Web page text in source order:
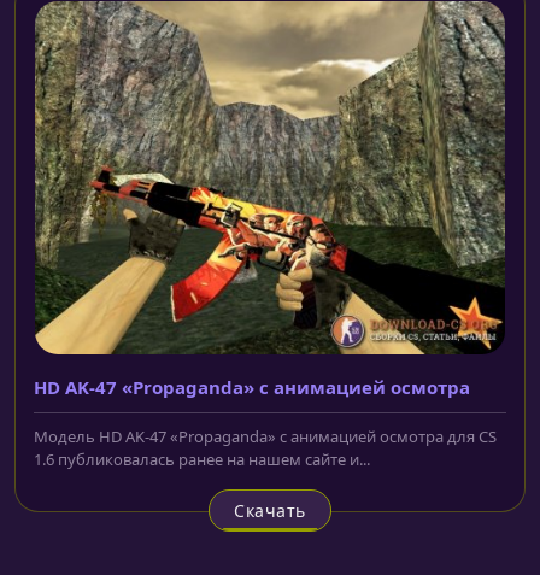
HD AK-47 «Propaganda» с анимацией осмотра
Модель HD AK-47 «Propaganda» с анимацией осмотра для CS
1.6 публиковалась ранее на нашем сайте и...
Скачать